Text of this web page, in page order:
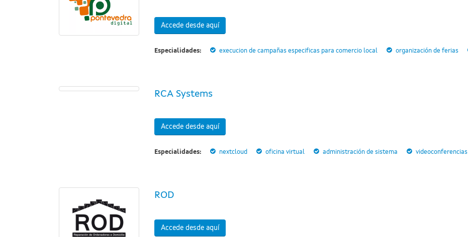
Accede desde aquí
Especialidades: execucion de campañas especificas para comercio local organización de ferias
RCA Systems
Accede desde aquí
Especialidades: nextcloud oficina virtual administración de sistema videoconferencias
ROD
Accede desde aquí